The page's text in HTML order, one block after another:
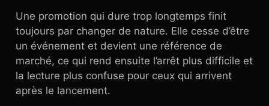
Une promotion qui dure trop longtemps finit
toujours par changer de nature. Elle cesse d’être
un événement et devient une référence de
marché, ce qui rend ensuite l’arrêt plus difficile et
la lecture plus confuse pour ceux qui arrivent
après le lancement.